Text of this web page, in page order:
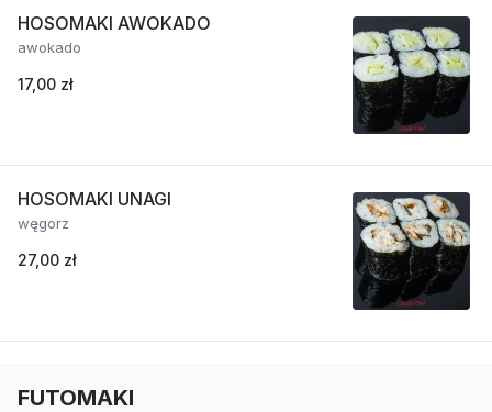
HOSOMAKI AWOKADO
awokado
17,00 zł
HOSOMAKI UNAGI
węgorz
27,00 zł
FUTOMAKI